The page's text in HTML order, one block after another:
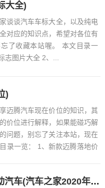
大全)
谈谈汽车车标大全，以及纯电
对应的知识点，希望对各位有
了收藏本站喔。 本文目录一
志图片大全 2、...
)
迈腾汽车现在价位的知识，其
价位进行解释，如果能碰巧解
问题，别忘了关注本站，现在
录一览： 1、新款迈腾落地价
汽车之家2021款报价大全电动汽车(汽车之家2020年最新能源汽车报价)